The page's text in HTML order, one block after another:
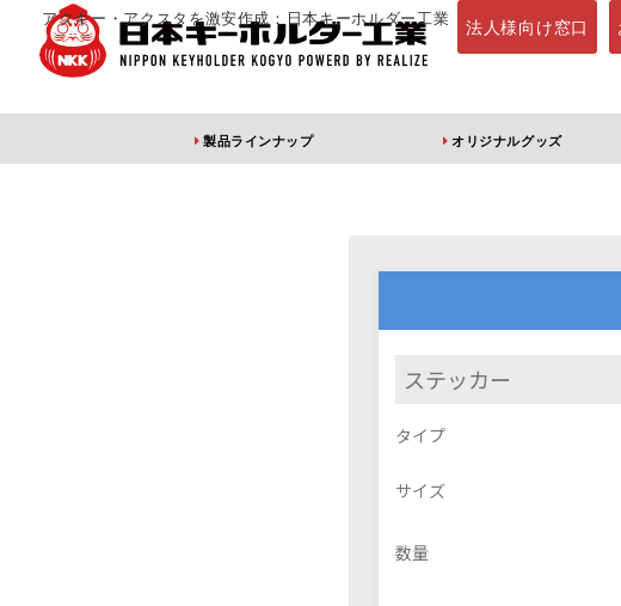
アクキー・アクスタを激安作成：日本キーホルダー工業 法人様向け窓口
製品ラインナップ オリジナルグッズ
アクリルキーホルダー
ステッカー
タイプ
サイズ
数量